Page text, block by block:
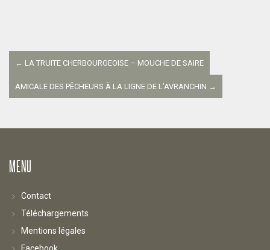
entre
les
← LA TRUITE CHERBOURGEOISE – MOUCHE DE SAIRE
AMICALE DES PÊCHEURS À LA LIGNE DE L’AVRANCHIN →
MENU
Contact
Téléchargements
Mentions légales